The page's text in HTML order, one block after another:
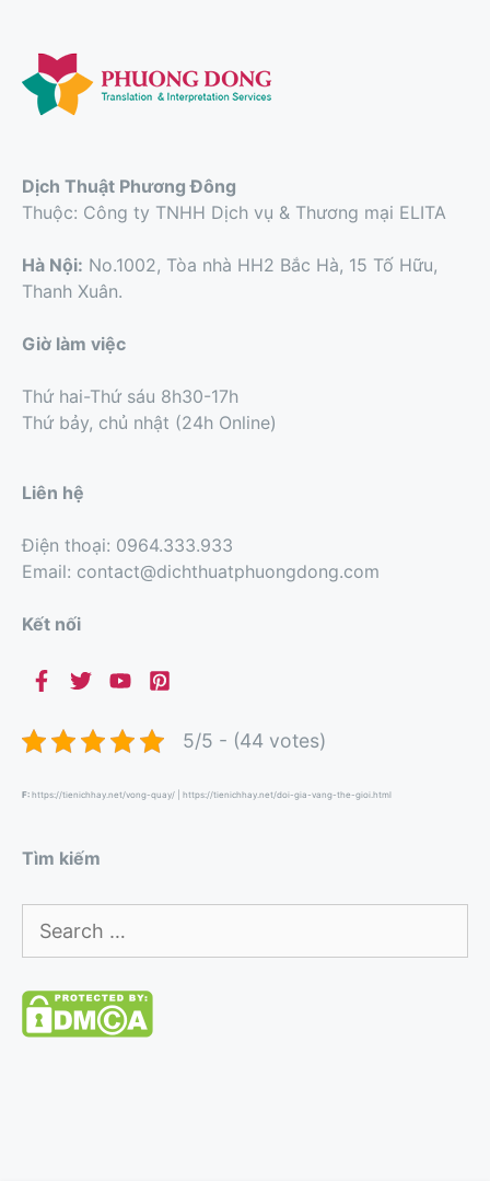
Dịch Thuật Phương Đông
Thuộc: Công ty TNHH Dịch vụ & Thương mại ELITA
Hà Nội: No.1002, Tòa nhà HH2 Bắc Hà, 15 Tố Hữu,
Thanh Xuân.
Giờ làm việc
Thứ hai-Thứ sáu 8h30-17h
Thứ bảy, chủ nhật (24h Online)
Liên hệ
Điện thoại: 0964.333.933
Email: contact@dichthuatphuongdong.com
Kết nối
5/5 - (44 votes)
F: https://tienichhay.net/vong-quay/ https://tienichhay.net/doi-gia-vang-the-gioi.html
Tìm kiếm
for: